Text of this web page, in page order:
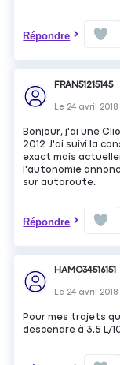
Répondre
FRAN51215145
Le 24 avril 2018
Bonjour, j'ai une
2012 J'ai suivi la
exact mais
l'autonomie
sur autoroute.
Répondre
HAMO34516151
Le 24 avril 2018
Pour mes trajets
descendre à 3,5 L/